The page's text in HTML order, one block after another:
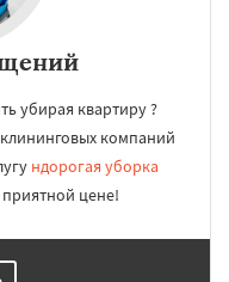
убирая квартиру ?
компаний
ндорогая уборка
цене!
данных